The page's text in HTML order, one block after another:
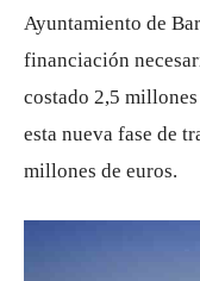
Ayuntamiento de
financiación
costado 2,5
esta nueva fase de
millones de euros.